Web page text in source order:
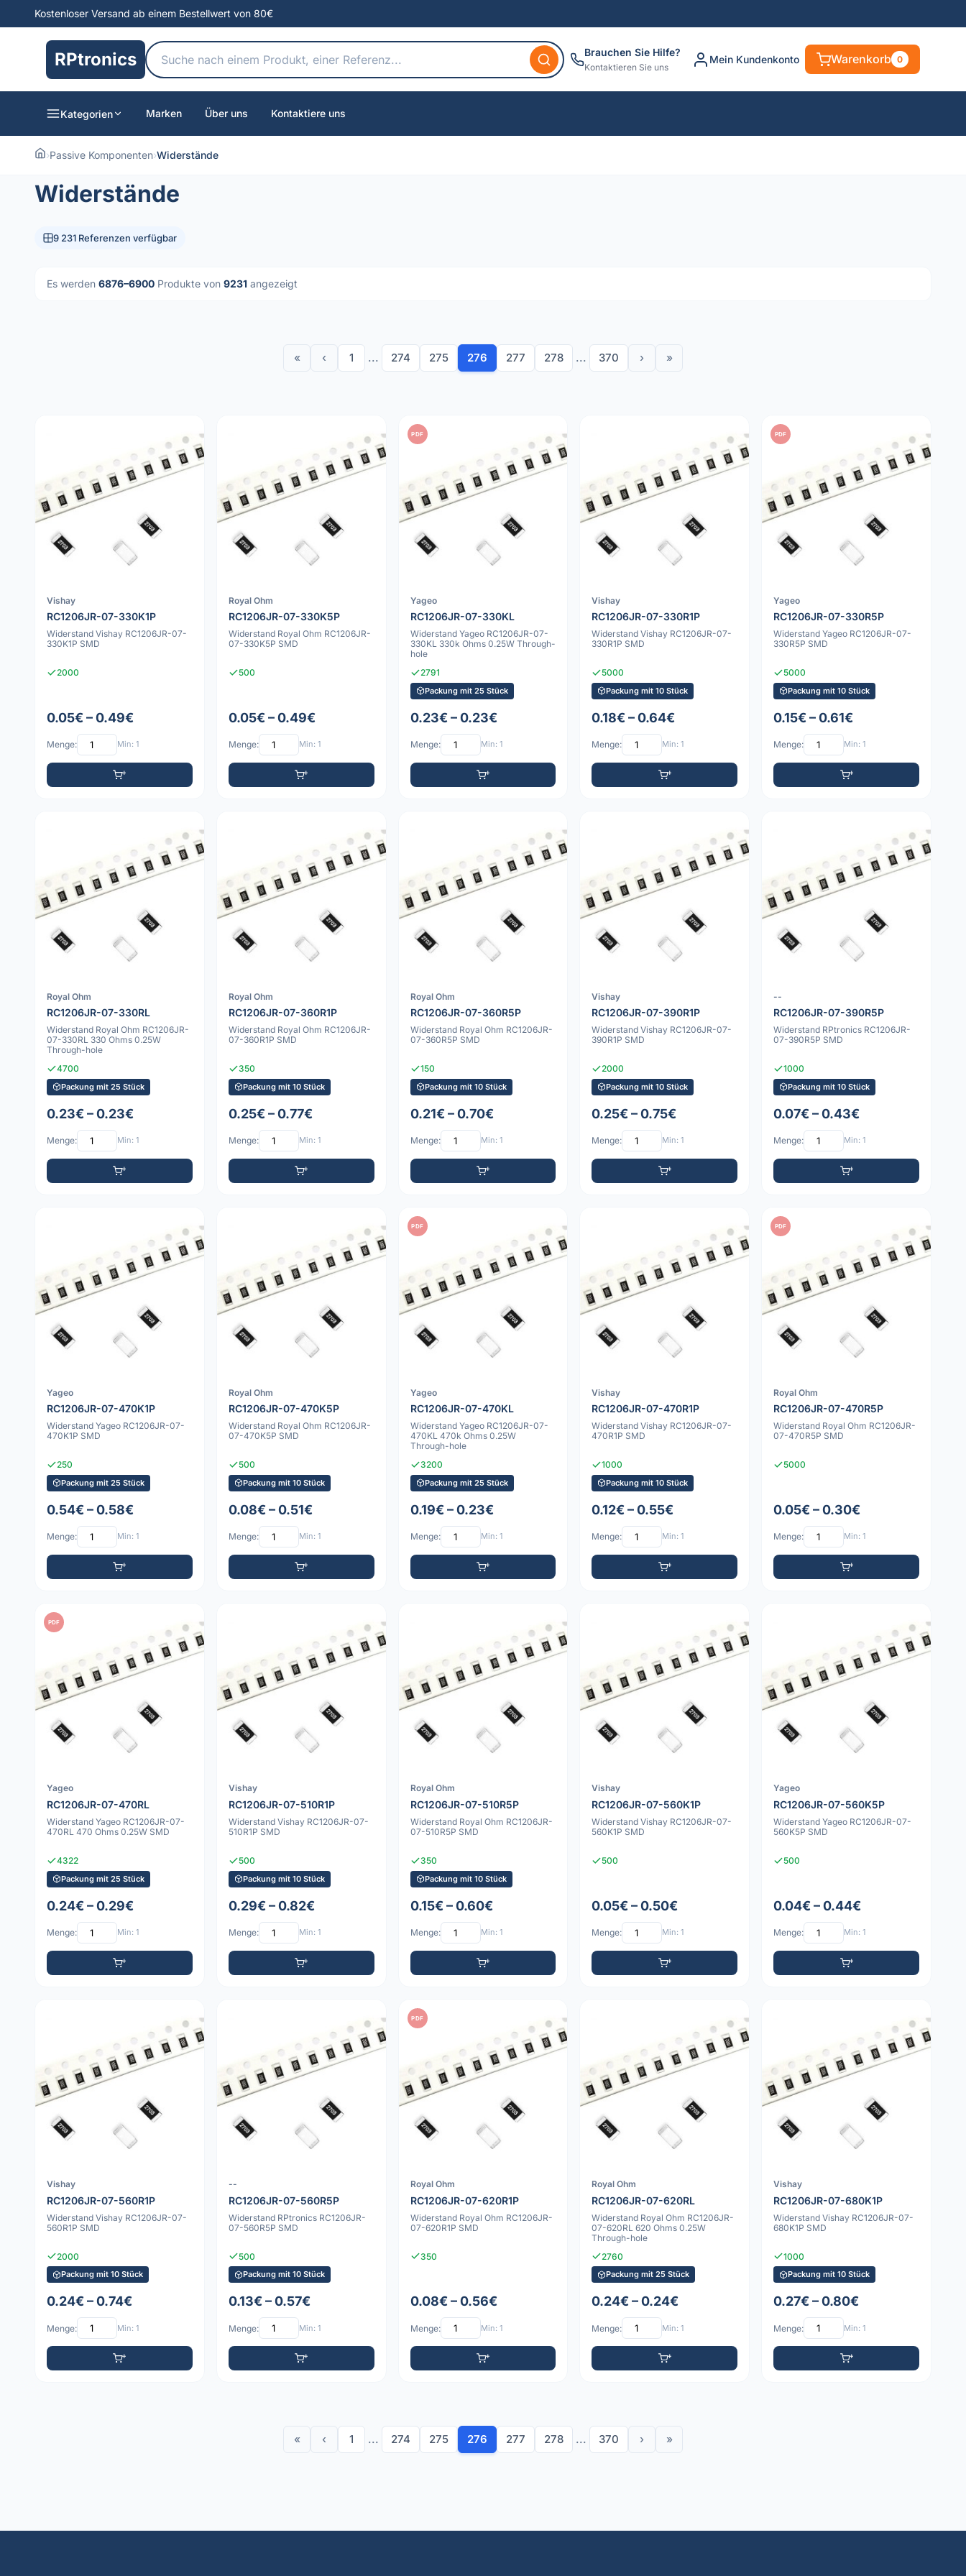
Kostenloser Versand ab einem Bestellwert von 80€
RPtronics Brauchen Sie Hilfe?
Kontaktieren Sie uns
Mein Kundenkonto Warenkorb 0
Kategorien Marken Über uns Kontaktiere uns
›Passive Komponenten›Widerstände
Widerstände
9 231 Referenzen verfügbar
Es werden 6876–6900 Produkte von 9231 angezeigt
« ‹ 1 ... 274 275 276 277 278 ... 370 › »
Vishay
RC1206JR-07-330K1P
Widerstand Vishay RC1206JR-07-
330K1P SMD
2000
0.05€ – 0.49€
Menge: Min: 1
Royal Ohm
RC1206JR-07-330K5P
Widerstand Royal Ohm RC1206JR-
07-330K5P SMD
500
0.05€ – 0.49€
Menge: Min: 1
PDF
Yageo
RC1206JR-07-330KL
Widerstand Yageo RC1206JR-07-
330KL 330k Ohms 0.25W Through-
hole
2791
Packung mit 25 Stück
0.23€ – 0.23€
Menge: Min: 1
Vishay
RC1206JR-07-330R1P
Widerstand Vishay RC1206JR-07-
330R1P SMD
5000
Packung mit 10 Stück
0.18€ – 0.64€
Menge: Min: 1
PDF
Yageo
RC1206JR-07-330R5P
Widerstand Yageo RC1206JR-07-
330R5P SMD
5000
Packung mit 10 Stück
0.15€ – 0.61€
Menge: Min: 1
Royal Ohm
RC1206JR-07-330RL
Widerstand Royal Ohm RC1206JR-
07-330RL 330 Ohms 0.25W
Through-hole
4700
Packung mit 25 Stück
0.23€ – 0.23€
Menge: Min: 1
Royal Ohm
RC1206JR-07-360R1P
Widerstand Royal Ohm RC1206JR-
07-360R1P SMD
350
Packung mit 10 Stück
0.25€ – 0.77€
Menge: Min: 1
Royal Ohm
RC1206JR-07-360R5P
Widerstand Royal Ohm RC1206JR-
07-360R5P SMD
150
Packung mit 10 Stück
0.21€ – 0.70€
Menge: Min: 1
Vishay
RC1206JR-07-390R1P
Widerstand Vishay RC1206JR-07-
390R1P SMD
2000
Packung mit 10 Stück
0.25€ – 0.75€
Menge: Min: 1
--
RC1206JR-07-390R5P
Widerstand RPtronics RC1206JR-
07-390R5P SMD
1000
Packung mit 10 Stück
0.07€ – 0.43€
Menge: Min: 1
Yageo
RC1206JR-07-470K1P
Widerstand Yageo RC1206JR-07-
470K1P SMD
250
Packung mit 25 Stück
0.54€ – 0.58€
Menge: Min: 1
Royal Ohm
RC1206JR-07-470K5P
Widerstand Royal Ohm RC1206JR-
07-470K5P SMD
500
Packung mit 10 Stück
0.08€ – 0.51€
Menge: Min: 1
PDF
Yageo
RC1206JR-07-470KL
Widerstand Yageo RC1206JR-07-
470KL 470k Ohms 0.25W
Through-hole
3200
Packung mit 25 Stück
0.19€ – 0.23€
Menge: Min: 1
Vishay
RC1206JR-07-470R1P
Widerstand Vishay RC1206JR-07-
470R1P SMD
1000
Packung mit 10 Stück
0.12€ – 0.55€
Menge: Min: 1
PDF
Royal Ohm
RC1206JR-07-470R5P
Widerstand Royal Ohm RC1206JR-
07-470R5P SMD
5000
0.05€ – 0.30€
Menge: Min: 1
PDF
Yageo
RC1206JR-07-470RL
Widerstand Yageo RC1206JR-07-
470RL 470 Ohms 0.25W SMD
4322
Packung mit 25 Stück
0.24€ – 0.29€
Menge: Min: 1
Vishay
RC1206JR-07-510R1P
Widerstand Vishay RC1206JR-07-
510R1P SMD
500
Packung mit 10 Stück
0.29€ – 0.82€
Menge: Min: 1
Royal Ohm
RC1206JR-07-510R5P
Widerstand Royal Ohm RC1206JR-
07-510R5P SMD
350
Packung mit 10 Stück
0.15€ – 0.60€
Menge: Min: 1
Vishay
RC1206JR-07-560K1P
Widerstand Vishay RC1206JR-07-
560K1P SMD
500
0.05€ – 0.50€
Menge: Min: 1
Yageo
RC1206JR-07-560K5P
Widerstand Yageo RC1206JR-07-
560K5P SMD
500
0.04€ – 0.44€
Menge: Min: 1
Vishay
RC1206JR-07-560R1P
Widerstand Vishay RC1206JR-07-
560R1P SMD
2000
Packung mit 10 Stück
0.24€ – 0.74€
Menge: Min: 1
--
RC1206JR-07-560R5P
Widerstand RPtronics RC1206JR-
07-560R5P SMD
500
Packung mit 10 Stück
0.13€ – 0.57€
Menge: Min: 1
PDF
Royal Ohm
RC1206JR-07-620R1P
Widerstand Royal Ohm RC1206JR-
07-620R1P SMD
350
0.08€ – 0.56€
Menge: Min: 1
Royal Ohm
RC1206JR-07-620RL
Widerstand Royal Ohm RC1206JR-
07-620RL 620 Ohms 0.25W
Through-hole
2760
Packung mit 25 Stück
0.24€ – 0.24€
Menge: Min: 1
Vishay
RC1206JR-07-680K1P
Widerstand Vishay RC1206JR-07-
680K1P SMD
1000
Packung mit 10 Stück
0.27€ – 0.80€
Menge: Min: 1
« ‹ 1 ... 274 275 276 277 278 ... 370 › »